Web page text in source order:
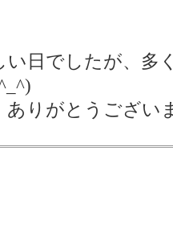
い日でしたが、多
ありがとうござい